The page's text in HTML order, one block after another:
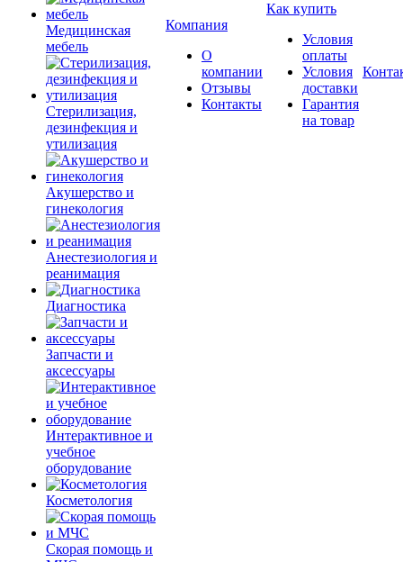
Медицинская
мебель
Стерилизация,
дезинфекция и
утилизация
Акушерство и
гинекология
Анестезиология и
реанимация
Диагностика
Запчасти и
аксессуары
Интерактивное и
учебное
оборудование
Косметология
Скорая помощь и
Компания
О
компании
Отзывы
Контакты
Как купить
Условия
оплаты
Условия
доставки
Гарантия
на товар